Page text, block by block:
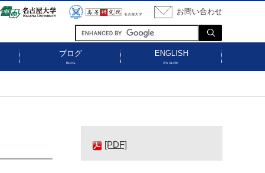
お問い合わせ
ブログ
BLOG
ENGLISH
ENGLISH
[PDF]